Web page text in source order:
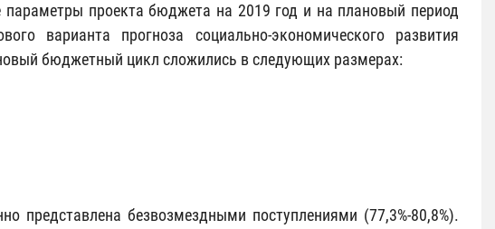
проекта бюджета на 2019 год и на плановый период
варианта прогноза социально-экономического развития
бюджетный цикл сложились в следующих размерах:
представлена безвозмездными поступлениями (77,3%-80,8%).